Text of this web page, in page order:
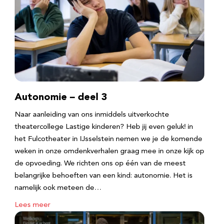
Autonomie – deel 3
Naar aanleiding van ons inmiddels uitverkochte
theatercollege Lastige kinderen? Heb jij even geluk! in
het Fulcotheater in IJsselstein nemen we je de komende
weken in onze omdenkverhalen graag mee in onze kijk op
de opvoeding. We richten ons op één van de meest
belangrijke behoeften van een kind: autonomie. Het is
namelijk ook meteen de…
Lees meer